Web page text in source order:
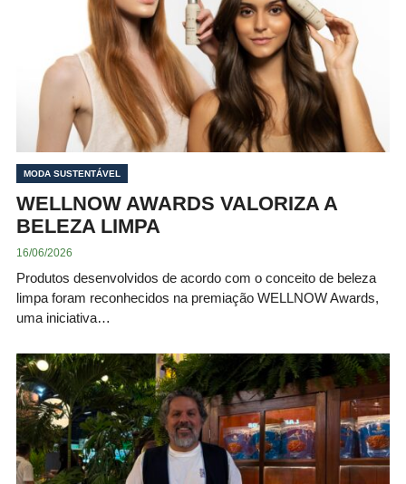
MODA SUSTENTÁVEL
WELLNOW AWARDS VALORIZA A
BELEZA LIMPA
16/06/2026
Produtos desenvolvidos de acordo com o conceito de beleza
limpa foram reconhecidos na premiação WELLNOW Awards,
uma iniciativa…